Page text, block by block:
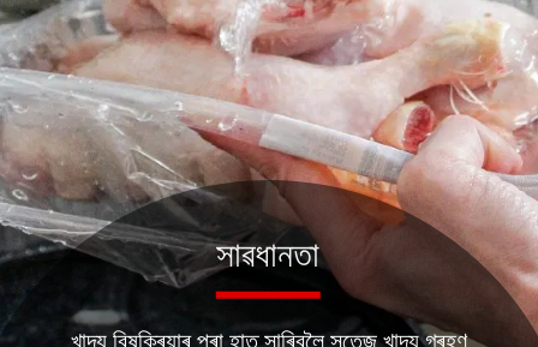
সাৱধানতা